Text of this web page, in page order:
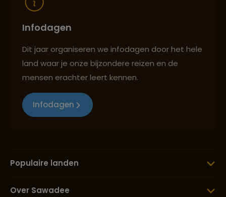
Infodagen
Dit jaar organiseren we infodagen door het hele
land waar je onze bijzondere reizen en de
mensen erachter leert kennen.
Infodagen
Populaire landen
Over Sawadee